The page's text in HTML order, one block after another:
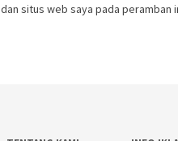
situs web saya pada